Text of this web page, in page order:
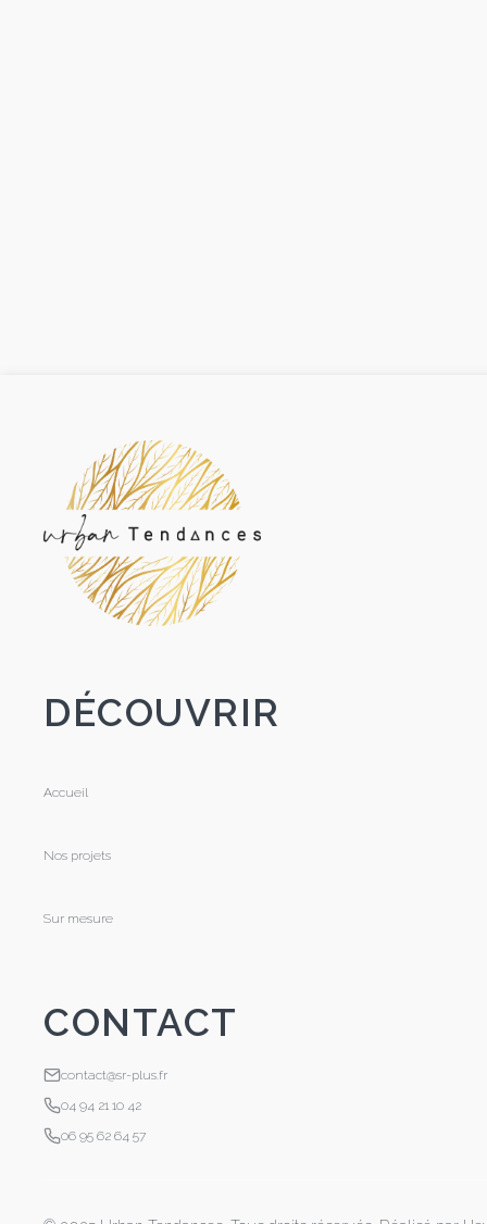
DÉCOUVRIR
Accueil
Nos projets
Sur mesure
CONTACT
contact@sr-plus.fr
04 94 21 10 42
06 95 62 64 57